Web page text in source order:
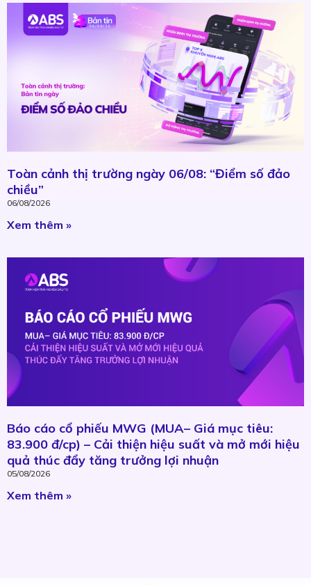
Toàn cảnh thị trường ngày 06/08: “Điểm số đảo
chiều”
06/08/2026
Xem thêm »
Báo cáo cổ phiếu MWG (MUA– Giá mục tiêu:
83.900 đ/cp) – Cải thiện hiệu suất và mở mới hiệu
quả thúc đẩy tăng trưởng lợi nhuận
05/08/2026
Xem thêm »